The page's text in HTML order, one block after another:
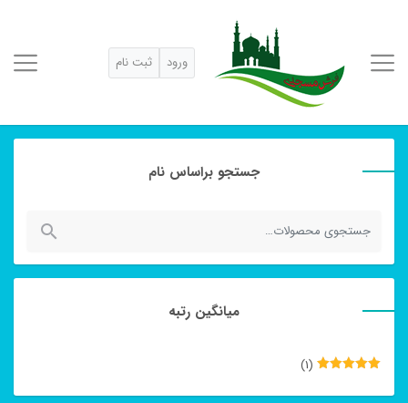
ورود ثبت نام
جستجو براساس نام
جستجو
میانگین رتبه
(1)